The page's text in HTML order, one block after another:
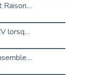
L’Aménagement Raisonnable : Un Levier pour l’Équité
Optimiser son CV lorsqu’on est en situation de handicap
28 avril : Agir ensemble pour une culture de prévention au travail